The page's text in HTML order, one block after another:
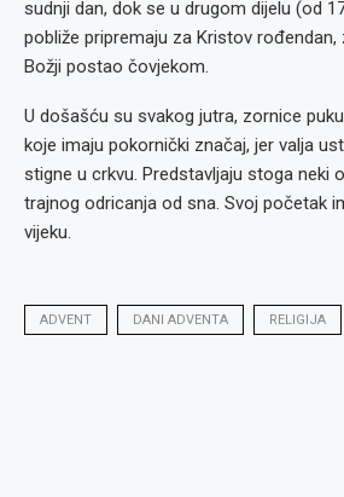
sudnji dan, dok se u drugom dijelu (od
pobliže pripremaju za Kristov rođendan,
Božji postao čovjekom.
U došašću su svakog jutra, zornice
koje imaju pokornički značaj, jer valja
stigne u crkvu. Predstavljaju stoga neki
trajnog odricanja od sna. Svoj početak
vijeku.
ADVENT DANI ADVENTA RELIGIJA